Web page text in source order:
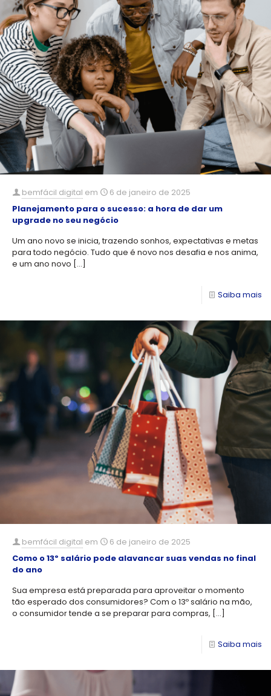
bemfácil digital em
6 de janeiro de 2025
Planejamento para o sucesso: a hora de dar um
upgrade no seu negócio
Um ano novo se inicia, trazendo sonhos, expectativas e metas
para todo negócio. Tudo que é novo nos desafia e nos anima,
e um ano novo […]
Saiba mais
bemfácil digital em
6 de janeiro de 2025
Como o 13º salário pode alavancar suas vendas no final
do ano
Sua empresa está preparada para aproveitar o momento
tão esperado dos consumidores? Com o 13º salário na mão,
o consumidor tende a se preparar para compras, […]
Saiba mais